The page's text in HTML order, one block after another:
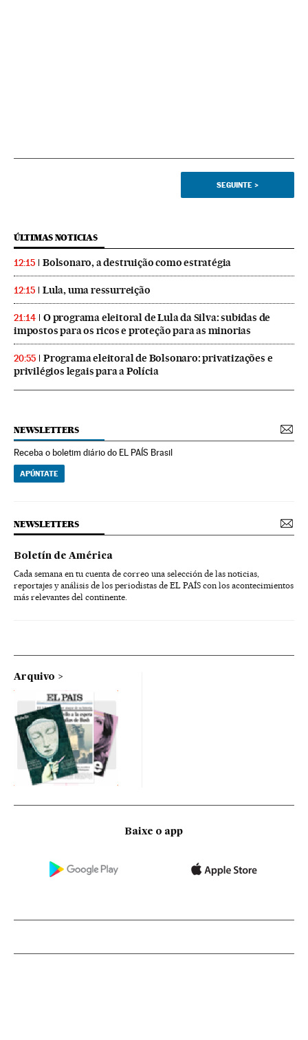
SEGUINTE >
ÚLTIMAS NOTICIAS
12:15 Bolsonaro, a destruição como estratégia
12:15 Lula, uma ressurreição
21:14
O programa eleitoral de Lula da Silva: subidas de
impostos para os ricos e proteção para as minorias
20:55
Programa eleitoral de Bolsonaro: privatizações e
privilégios legais para a Polícia
NEWSLETTERS
Receba o boletim diário do EL PAÍS Brasil
APÚNTATE
NEWSLETTERS
Boletín de América
Cada semana en tu cuenta de correo una selección de las noticias,
reportajes y análisis de los periodistas de EL PAÍS con los acontecimientos
más relevantes del continente.
Arquivo
Baixe o app